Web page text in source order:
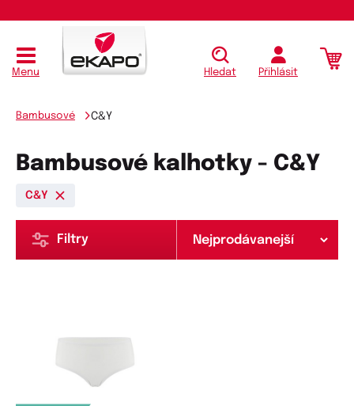
Menu Hledat Přihlásit
Bambusové C&Y
Bambusové kalhotky - C&Y
C&Y
Filtry
Dostupné velikosti:
XL, XXL